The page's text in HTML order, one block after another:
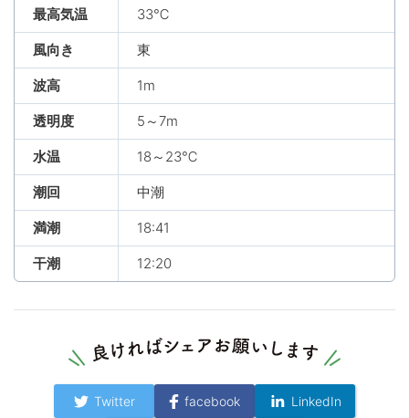
最高気温 33℃
風向き 東
波高 1m
透明度 5～7m
水温 18～23℃
潮回 中潮
満潮 18:41
干潮 12:20
Twitter facebook LinkedIn